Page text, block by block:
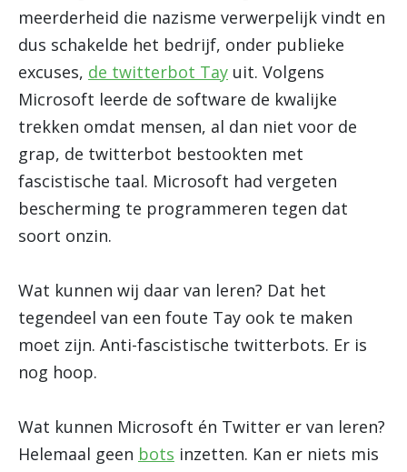
meerderheid die nazisme verwerpelijk vindt en
dus schakelde het bedrijf, onder publieke
excuses, de twitterbot Tay uit. Volgens
Microsoft leerde de software de kwalijke
trekken omdat mensen, al dan niet voor de
grap, de twitterbot bestookten met
fascistische taal. Microsoft had vergeten
bescherming te programmeren tegen dat
soort onzin.
Wat kunnen wij daar van leren? Dat het
tegendeel van een foute Tay ook te maken
moet zijn. Anti-fascistische twitterbots. Er is
nog hoop.
Wat kunnen Microsoft én Twitter er van leren?
Helemaal geen bots inzetten. Kan er niets mis